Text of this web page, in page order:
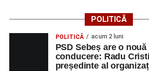
Ora 19:30 – Parcul
artistice susținute de Școala de
Cavalerii de Mühlbach și Trupa
Sebeș;
POLITICĂ
POLITICĂ acum 2 luni
PSD Sebeș are o
conducere: Radu
președinte al